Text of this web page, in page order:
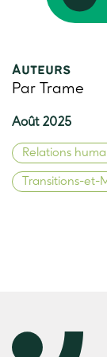
Auteurs
Par Trame
Août 2025
Relations
Transitions-et-